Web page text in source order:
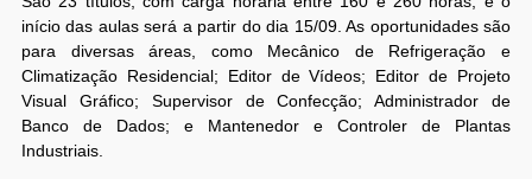
início das aulas será a partir do dia 15/09. As oportunidades são
para diversas áreas, como Mecânico de Refrigeração e
Climatização Residencial; Editor de Vídeos; Editor de Projeto
Visual Gráfico; Supervisor de Confecção; Administrador de
Banco de Dados; e Mantenedor e Controler de Plantas
Industriais.